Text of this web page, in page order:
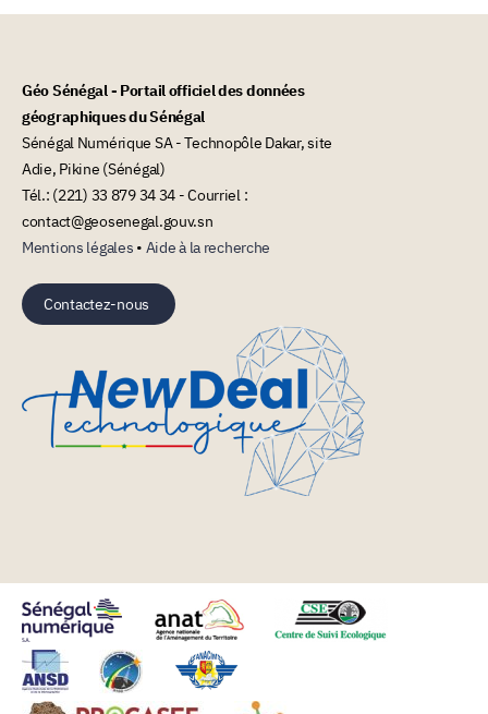
Géo Sénégal - Portail officiel des données
géographiques du Sénégal
Sénégal Numérique SA - Technopôle Dakar, site
Adie, Pikine (Sénégal)
Tél.: (221) 33 879 34 34 - Courriel :
contact@geosenegal.gouv.sn
Mentions légales • Aide à la recherche
Contactez-nous